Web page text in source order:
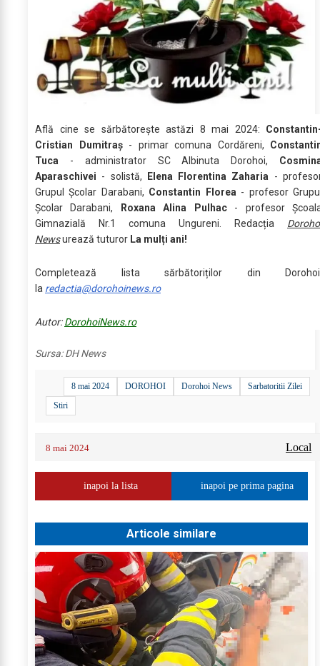
Află cine se sărbătoreşte astăzi 8 mai 2024:
Cristian Dumitraș- primar comuna Cordăreni,
Tuca - administrator SC Albinuta Dorohoi,
Aparaschivei - solistă, Elena Florentina Zaharia -
Grupul Școlar Darabani, Constantin Florea - profesor
Școlar Darabani,
Roxana Alina Pulhac- profesor
Gimnazială Nr.1 comuna Ungureni. Redacția
Newsurează tuturor La mulți ani!
Completează lista sărbătoriților din
la redactia@dorohoinews.ro
Autor:DorohoiNews.ro
Sursa:DH News
8 mai 2024 DOROHOI Dorohoi News
Sarbatoritii Zilei
Stiri
8 mai 2024 Local
inapoi la lista inapoi pe prima pagina
Articole similare